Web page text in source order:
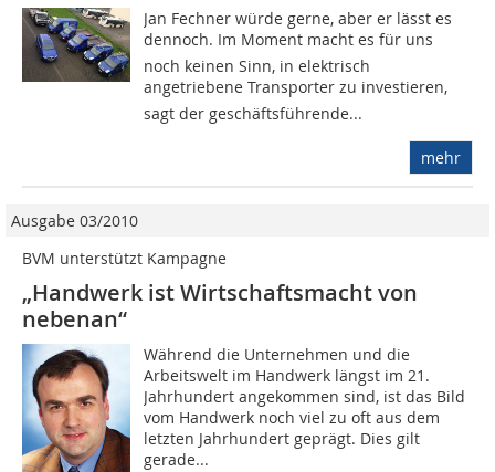
Jan Fechner würde gerne, aber er lässt es
dennoch. Im Moment macht es für uns
noch keinen Sinn, in elektrisch
angetriebene Transporter zu investieren,
sagt der geschäftsführende...
mehr
Ausgabe 03/2010
BVM unterstützt Kampagne
„Handwerk ist Wirtschaftsmacht von
nebenan“
Während die Unternehmen und die
Arbeitswelt im Handwerk längst im 21.
Jahrhundert angekommen sind, ist das Bild
vom Handwerk noch viel zu oft aus dem
letzten Jahrhundert geprägt. Dies gilt
gerade...